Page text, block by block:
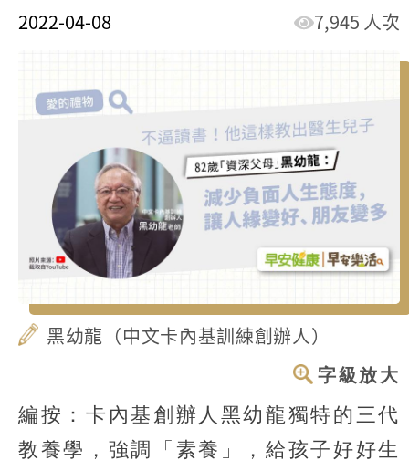
2022-04-08 7,945 人次
黑幼龍（中文卡內基訓練創辦人）
字級放大
編按：卡內基創辦人黑幼龍獨特的三代
教養學，強調「素養」，給孩子好好生